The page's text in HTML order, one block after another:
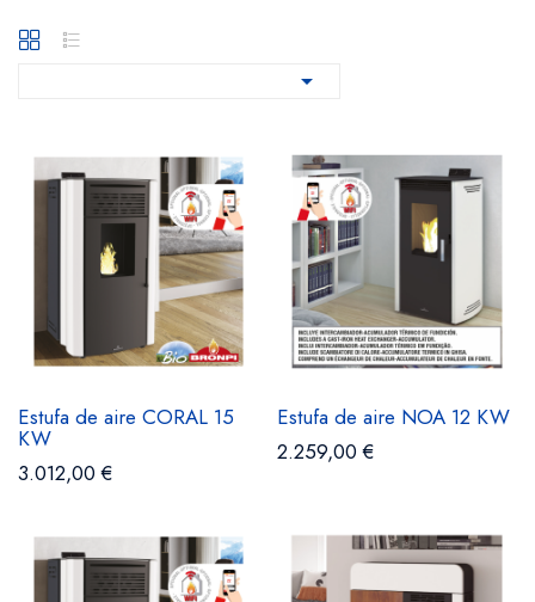

Estufa de aire CORAL 15
KW
3.012,00 €
Estufa de aire NOA 12 KW
2.259,00 €